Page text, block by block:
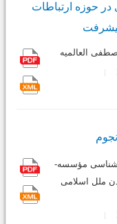
حوزه ارتباطات
پیشرفت
العالمیه
مؤسسه-
ملل اسلامی